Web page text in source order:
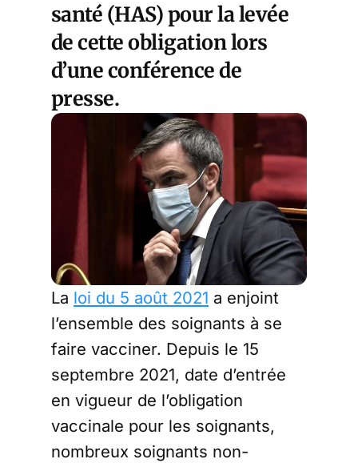
santé (HAS) pour la levée
de cette obligation lors
d’une conférence de
presse.
La loi du 5 août 2021 a enjoint
l’ensemble des soignants à se
faire vacciner. Depuis le 15
septembre 2021, date d’entrée
en vigueur de l’obligation
vaccinale pour les soignants,
nombreux soignants non-